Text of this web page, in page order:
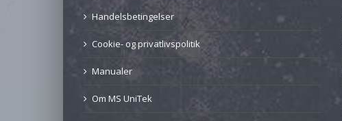
Handelsbetingelser
Cookie- og privatlivspolitik
Manualer
Om MS UniTek